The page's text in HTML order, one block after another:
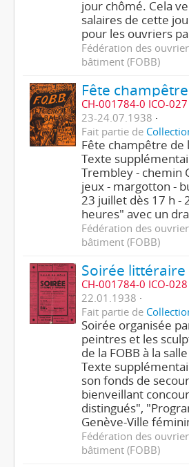
jour chômé. Cela
salaires de cette
pour les ouvriers
Fédération des
bâtiment (FOBB)
Fête champêtre
CH-001784-0 ICO-027
23-24.07.1938
Fait partie de
Fête champêtre de
Texte
Trembley - chemin
jeux - margotton -
23 juillet dès 17 h -
heures" avec un
Fédération des
bâtiment (FOBB)
Soirée
CH-001784-0 ICO-028
22.01.1938
Fait partie de
Soirée organisée
peintres et les
de la FOBB à la
Texte
son fonds de
bienveillant
distingués",
Genève-Ville
Fédération des
bâtiment (FOBB)